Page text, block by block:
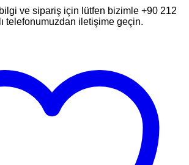
ve sipariş için lütfen bizimle +90 212
telefonumuzdan iletişime geçin.